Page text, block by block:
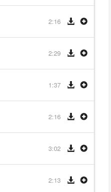
2:16
2:29
1:37
2:16
3:02
2:13